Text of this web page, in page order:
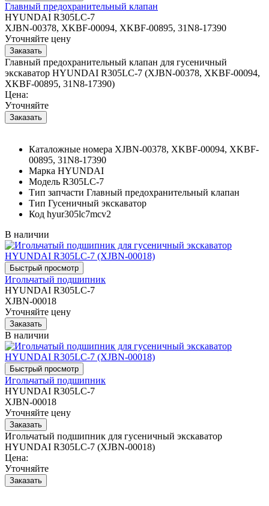
Главный предохранительный клапан
HYUNDAI R305LC-7
XJBN-00378, XKBF-00094, XKBF-00895, 31N8-17390
Уточняйте цену
Главный предохранительный клапан для гусеничный
экскаватор HYUNDAI R305LC-7 (XJBN-00378, XKBF-00094,
XKBF-00895, 31N8-17390)
Цена:
Уточняйте
Каталожные номера XJBN-00378, XKBF-00094, XKBF-
00895, 31N8-17390
Марка HYUNDAI
Модель R305LC-7
Тип запчасти Главный предохранительный клапан
Тип Гусеничный экскаватор
Код hyur305lc7mcv2
В наличии
Игольчатый подшипник
HYUNDAI R305LC-7
XJBN-00018
Уточняйте цену
В наличии
Игольчатый подшипник
HYUNDAI R305LC-7
XJBN-00018
Уточняйте цену
Игольчатый подшипник для гусеничный экскаватор
HYUNDAI R305LC-7 (XJBN-00018)
Цена:
Уточняйте